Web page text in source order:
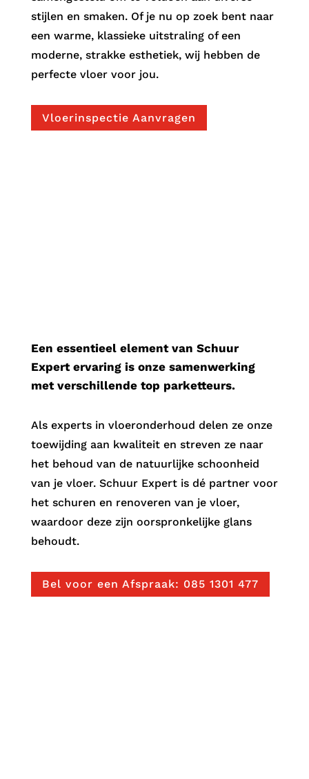
stijlen en smaken. Of je nu op zoek bent naar
een warme, klassieke uitstraling of een
moderne, strakke esthetiek, wij hebben de
perfecte vloer voor jou.
Vloerinspectie Aanvragen
Een essentieel element van Schuur
Expert ervaring is onze samenwerking
met verschillende top parketteurs.
Als experts in vloeronderhoud delen ze onze
toewijding aan kwaliteit en streven ze naar
het behoud van de natuurlijke schoonheid
van je vloer. Schuur Expert is dé partner voor
het schuren en renoveren van je vloer,
waardoor deze zijn oorspronkelijke glans
behoudt.
Bel voor een Afspraak: 085 1301 477